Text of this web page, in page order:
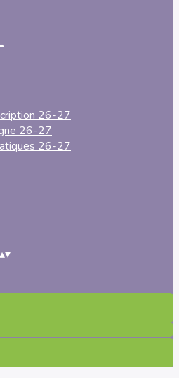
26-27
26-27
26-27
▴▾